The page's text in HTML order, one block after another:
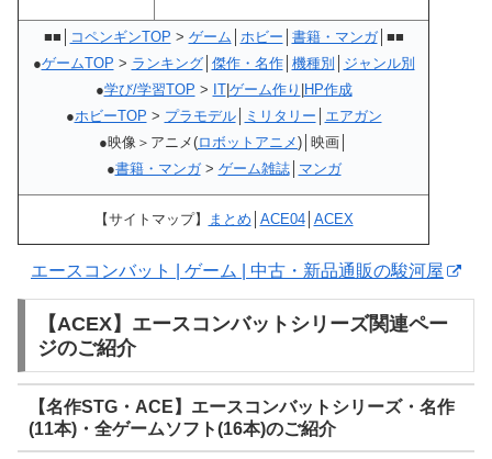
■■│ コペンギンTOP > ゲーム ホビー 書籍・マンガ│■■
●ゲームTOP > ランキング│ 傑作・名作│ 機種別
ジャンル別
●学び/学習TOP > IT|ゲーム作り |HP作成
●ホビーTOP > プラモデル│ ミリタリー
エアガン
●映像＞アニメ(ロボットアニメ)│映画│
●書籍・マンガ> ゲーム雑誌│ マンガ
【サイトマップ】 まとめ ACE04│ ACEX
エースコンバット | ゲーム | 中古・新品通販の駿河屋
【ACEX】エースコンバットシリーズ関連ペー
ジのご紹介
【名作STG・ACE】エースコンバットシリーズ・名作
(11本)・全ゲームソフト(16本)のご紹介